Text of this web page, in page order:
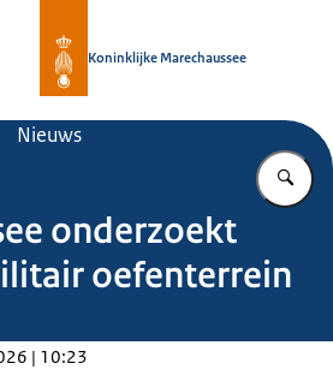
Koninklijke Marechaussee
Nieuws
onderzoekt
oefenterrein
| 10:23